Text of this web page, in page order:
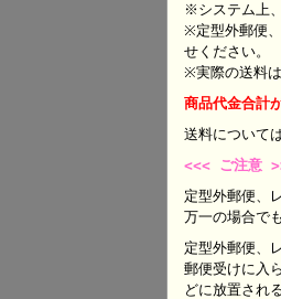
※システム上
※定型外郵便
せください。
※実際の送料
商品代金合計
送料につい
<<< ご注意
定型外郵便、
万一の場合で
定型外郵便、
郵便受けに入
どに放置され